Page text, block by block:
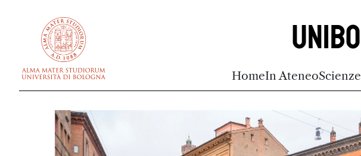
Unibo
HomeIn AteneoScienze